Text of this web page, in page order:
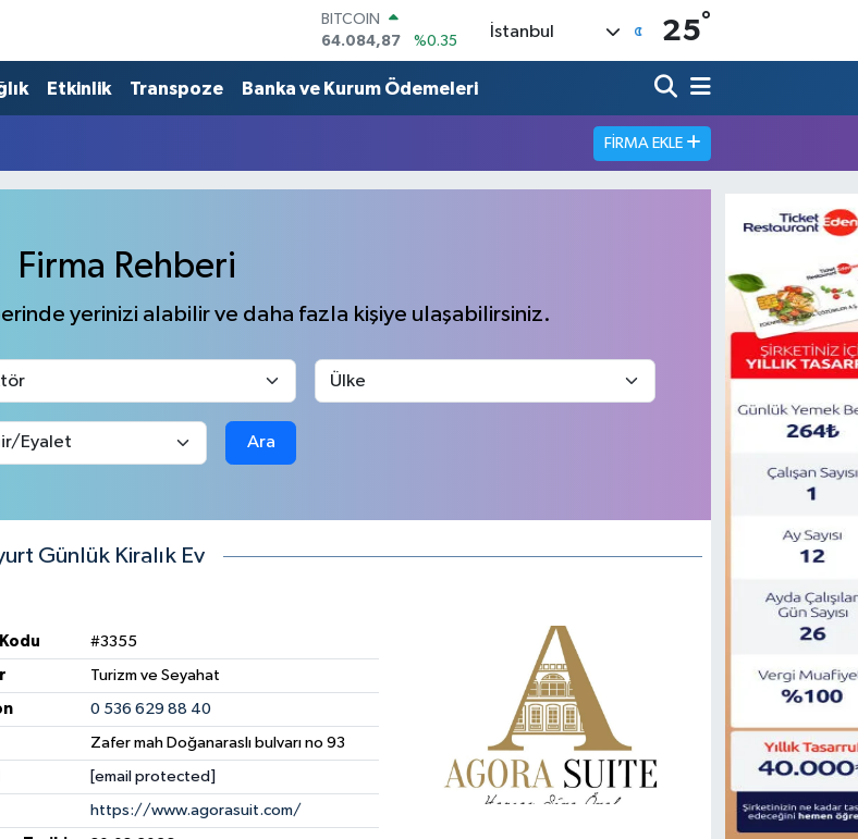
BITCOIN
64.084,87
%0.35
DOLAR
47,5760
%0.1
64,1794
%0.29
GRAM ALTIN
İstanbul 25°
Etkinlik Transpoze Banka ve Kurum Ödemeleri
FIRMA EKLE
Firma Rehberi
yerinizi alabilir ve daha fazla kişiye ulaşabilirsiniz.
Ara
Günlük Kiralık Ev
#3355
Turizm ve Seyahat
0 536 629 88 40
Zafer mah Doğanaraslı bulvarı no 93
[email protected]
https://www.agorasuit.com/